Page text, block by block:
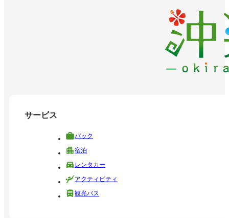
サービス
パック
宿泊
レンタカー
アクティビティ
観光バス